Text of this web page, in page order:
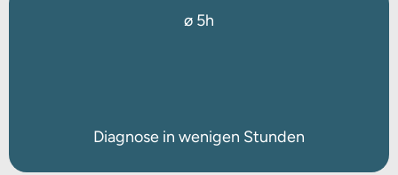
ø 5h
Diagnose in wenigen Stunden